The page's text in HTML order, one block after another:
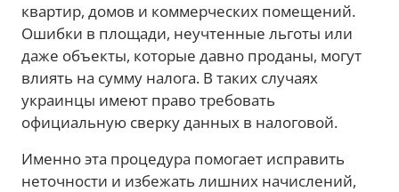
квартир, домов и коммерческих помещений.
Ошибки в площади, неучтенные льготы или
даже объекты, которые давно проданы, могут
влиять на сумму налога. В таких случаях
украинцы имеют право требовать
официальную сверку данных в налоговой.
Именно эта процедура помогает исправить
неточности и избежать лишних начислений,